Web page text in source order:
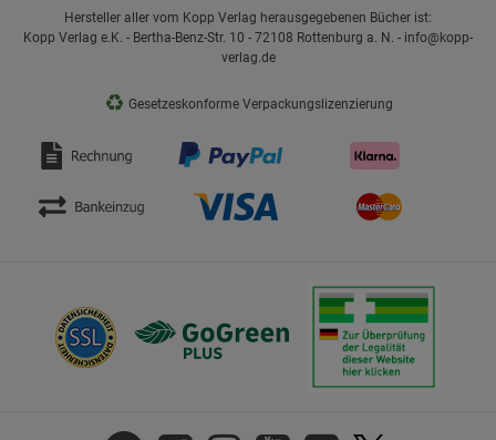
Hersteller aller vom Kopp Verlag herausgegebenen Bücher ist:
Kopp Verlag e.K. - Bertha-Benz-Str. 10 - 72108 Rottenburg a. N. - info@kopp-
verlag.de
♻ Gesetzeskonforme Verpackungslizenzierung